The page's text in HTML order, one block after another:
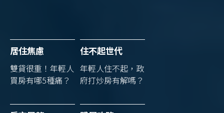
居住焦慮
雙貸很重！年輕人
買房有哪5種痛？
住不起世代
年輕人住不起，政
府打炒房有解嗎？